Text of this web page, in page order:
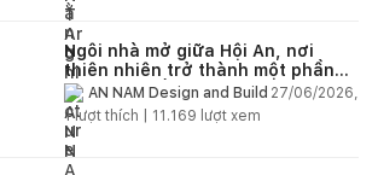
Ngôi nhà mở giữa Hội An, nơi
thiên nhiên trở thành một phần
của cuộc sống
AN NAM Design and Build 27/06/2026,
1lượt thích | 11.169 lượt xem